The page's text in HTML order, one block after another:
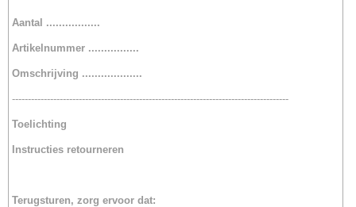
Aantal .................
Artikelnummer ................
Omschrijving ...................
---------------------------------------------------------------------------------------
Toelichting
Instructies retourneren
Terugsturen, zorg ervoor dat: